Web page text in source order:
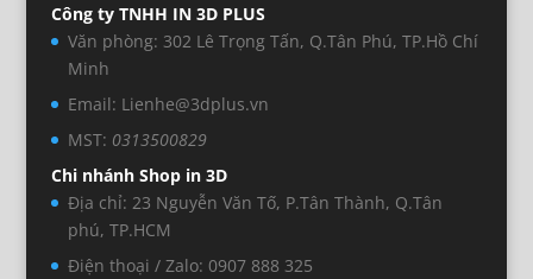
Công ty TNHH IN 3D PLUS
Văn phòng: 302 Lê Trọng Tấn, Q.Tân Phú, TP.Hồ Chí
Minh
Email: Lienhe@3dplus.vn
MST: 0313500829
Chi nhánh Shop in 3D
Địa chỉ: 23 Nguyễn Văn Tố, P.Tân Thành, Q.Tân
phú, TP.HCM
Điện thoại / Zalo: 0907 888 325